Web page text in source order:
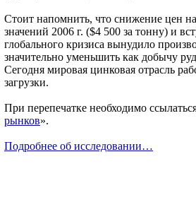
Стоит напомнить, что снижение цен
значений 2006 г. ($4 500 за тонну) и
глобального кризиса вынудило
значительно уменьшить как добычу
Сегодня мировая цинковая отрасль
загрузки.
При перепечатке необходимо
рынков».
Подробнее об исследовании…